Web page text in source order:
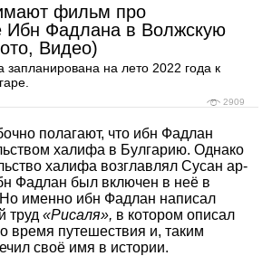
фильм про
Ибн Фадлана в Волжскую
Видео)
запланирована на лето 2022 года к
2909
полагают, что ибн Фадлан
халифа в Булгарию. Однако
халифа возглавлял Сусан ар-
Фадлан был включен в неё в
Но именно ибн Фадлан написал
труд «Рисаля», в котором описал
время путешествия и, таким
своё имя в истории.